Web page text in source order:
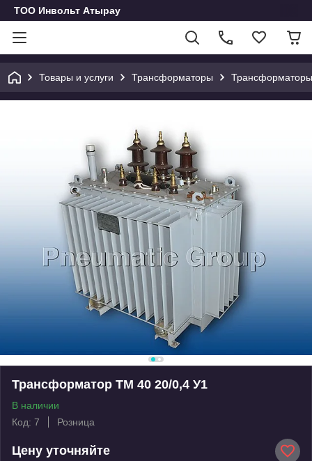
ТОО Инвольт Атырау
Товары и услуги Трансформаторы
Трансформатор ТМ 40 20/0,4 У1
В наличии
Код: 7
Розница
Цену уточняйте